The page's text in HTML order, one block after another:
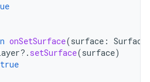
onSetSurface(surface :
?. setSurface(surface)
true